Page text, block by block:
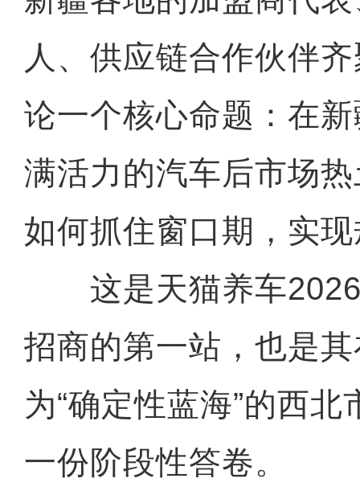
人、供应链合作伙伴
论一个核心命题：在
满活力的汽车后市场
如何抓住窗口期，实
这是天猫养车2026
招商的第一站，也是
为“确定性蓝海”的西
一份阶段性答卷。